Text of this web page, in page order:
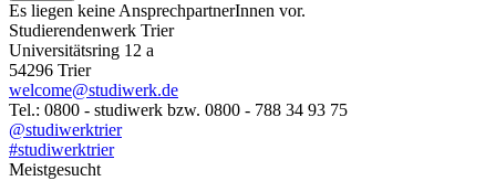
Es liegen keine AnsprechpartnerInnen vor.
Studierendenwerk Trier
Universitätsring 12 a
54296 Trier
welcome@studiwerk.de
Tel.: 0800 - studiwerk bzw. 0800 - 788 34 93 75
@studiwerktrier
#studiwerktrier
Meistgesucht